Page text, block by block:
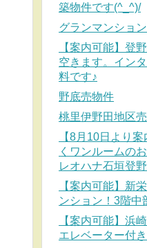
築物件です(^_^)/
グランマンショ
【案内可能】登
空きます。イン
料です♪
野底売物件
桃里伊野田地区
【8月10日より
くワンルームの
レオハナ石垣登
【案内可能】新
ンション！3階中
【案内可能】浜
エレベーター付